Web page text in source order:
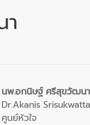
นพ.อกนิษฐ์ ศรีสุขวัฒนา
Dr.Akanis
ศูนย์หัวใจ